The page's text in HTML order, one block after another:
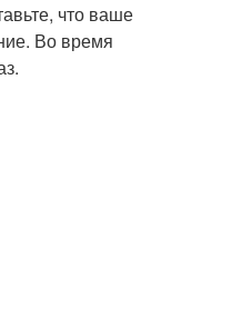
что ваше
Во время